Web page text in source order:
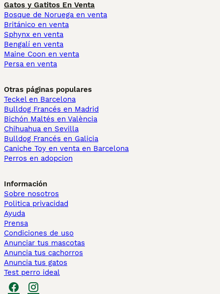
Gatos y Gatitos En Venta
Bosque de Noruega en venta
Británico en venta
Sphynx en venta
Bengalí en venta
Maine Coon en venta
Persa en venta
Otras páginas populares
Teckel en Barcelona
Bulldog Francés en Madrid
Bichón Maltés en València
Chihuahua en Sevilla
Bulldog Francés en Galicia
Caniche Toy en venta en Barcelona
Perros en adopcion
Información
Sobre nosotros
Politica privacidad
Ayuda
Prensa
Condiciones de uso
Anunciar tus mascotas
Anuncia tus cachorros
Anuncia tus gatos
Test perro ideal